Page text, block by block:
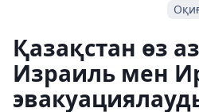
Қазақстан өз
Израиль мен